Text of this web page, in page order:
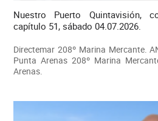
Nuestro Puerto Quintavisión,
capítulo 51, sábado 04.07.2026.
Directemar 208º Marina Mercante.
Punta Arenas 208º Marina
Arenas.